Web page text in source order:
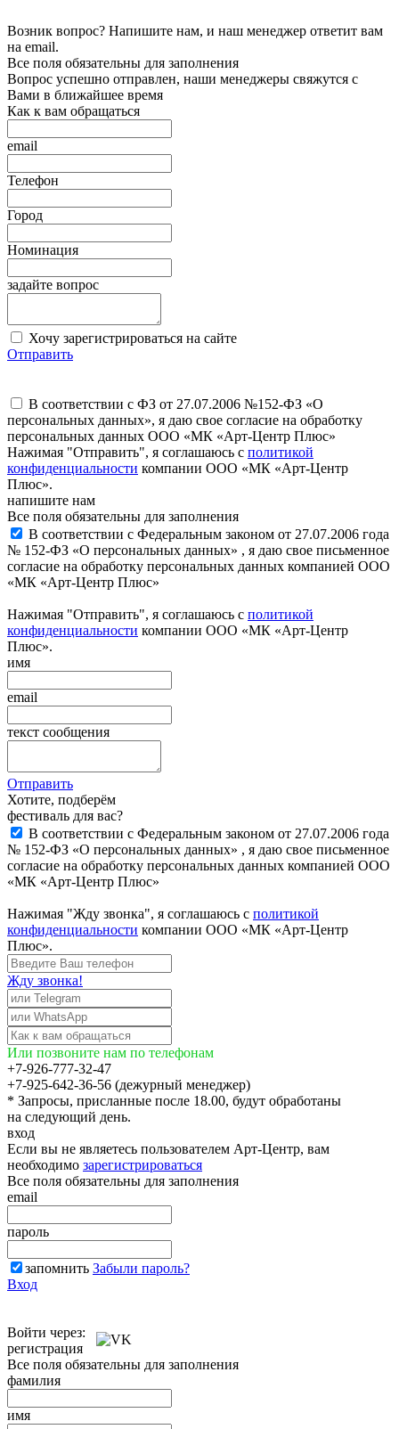
Возник вопрос? Напишите нам, и наш менеджер ответит вам
на email.
Все поля обязательны для заполнения
Вопрос успешно отправлен, наши менеджеры свяжутся с
Вами в ближайшее время
Как к вам обращаться
email
Телефон
Город
Номинация
задайте вопрос
Хочу зарегистрироваться на сайте
Отправить
В соответствии с ФЗ от 27.07.2006 №152-ФЗ «О
персональных данных», я даю свое согласие на обработку
персональных данных ООО «МК «Арт-Центр Плюс»
Нажимая "Отправить", я соглашаюсь с политикой
конфиденциальности компании ООО «МК «Арт-Центр
Плюс».
напишите нам
Все поля обязательны для заполнения
В соответствии с Федеральным законом от 27.07.2006 года
№ 152-ФЗ «О персональных данных» , я даю свое письменное
согласие на обработку персональных данных компанией ООО
«МК «Арт-Центр Плюс»
Нажимая "Отправить", я соглашаюсь с политикой
конфиденциальности компании ООО «МК «Арт-Центр
Плюс».
имя
email
текст сообщения
Отправить
Хотите, подберём
фестиваль для вас?
В соответствии с Федеральным законом от 27.07.2006 года
№ 152-ФЗ «О персональных данных» , я даю свое письменное
согласие на обработку персональных данных компанией ООО
«МК «Арт-Центр Плюс»
Нажимая "Жду звонка", я соглашаюсь с политикой
конфиденциальности компании ООО «МК «Арт-Центр
Плюс».
Жду звонка!
Или позвоните нам по телефонам
+7-926-777-32-47
+7-925-642-36-56 (дежурный менеджер)
* Запросы, присланные после 18.00, будут обработаны
на следующий день.
вход
Если вы не являетесь пользователем Арт-Центр, вам
необходимо зарегистрироваться
Все поля обязательны для заполнения
email
пароль
запомнить Забыли пароль?
Вход
Войти через:
регистрация
Все поля обязательны для заполнения
фамилия
имя